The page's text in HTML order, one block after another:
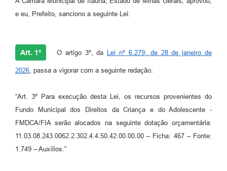
e eu, Prefeito, sanciono a seguinte Lei:
Art. 1º O artigo 3º, da Lei nº 6.279, de 28 de janeiro de
2026, passa a vigorar com a seguinte redação:
“Art. 3º Para execução desta Lei, os recursos provenientes do
Fundo Municipal dos Direitos da Criança e do Adolescente -
FMDCA/FIA serão alocados na seguinte dotação orçamentária:
11.03.08.243.0062.2.302.4.4.50.42.00.00.00 – Ficha: 467 – Fonte:
1.749 – Auxílios.”